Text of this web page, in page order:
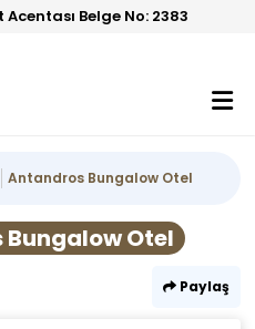
Belge No: 2383
Antandros Bungalow Otel
Otel
Paylaş